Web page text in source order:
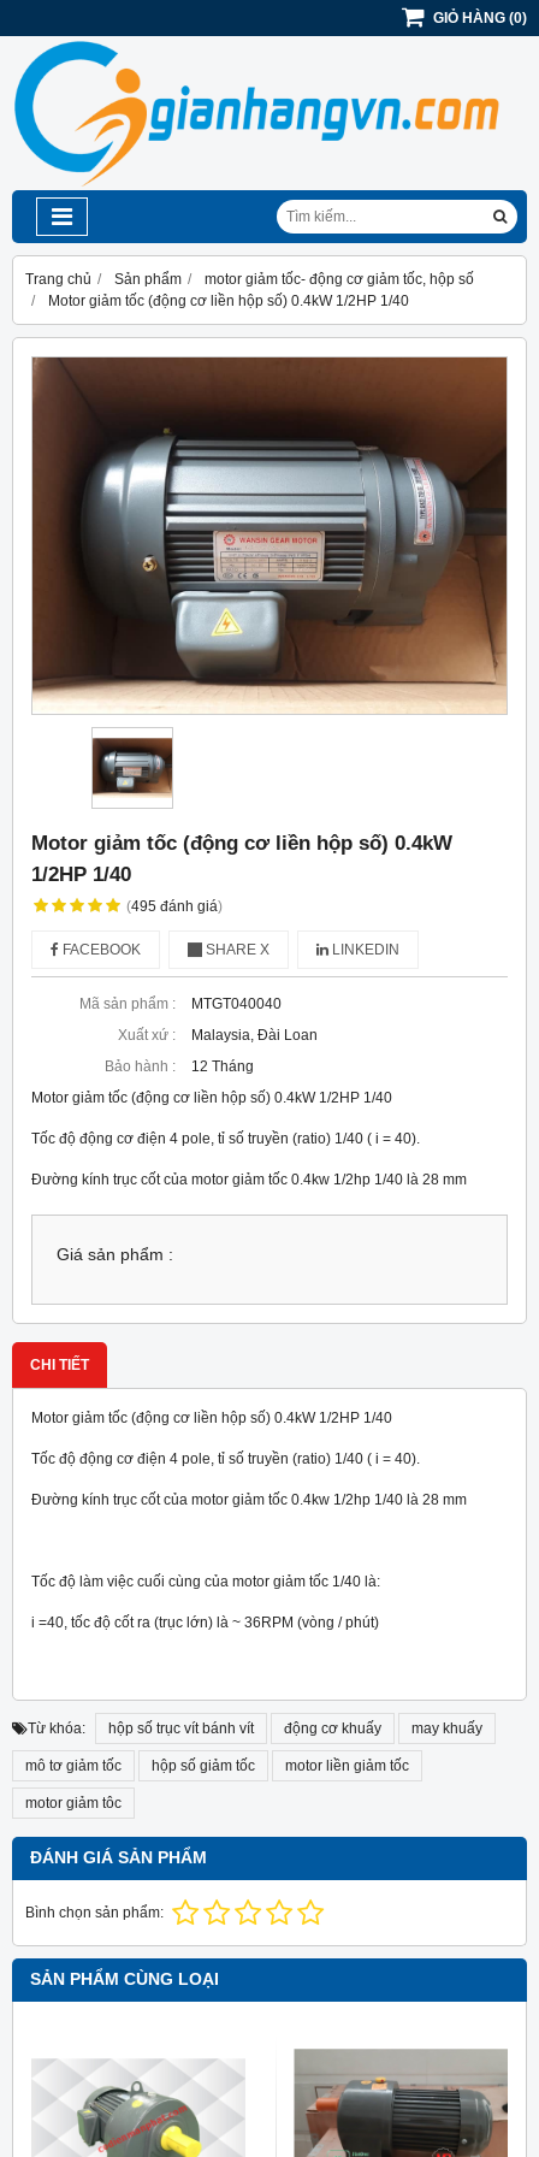
GIỎ HÀNG (0)
Trang chủ Sản phẩm
motor giảm tốc- động cơ giảm tốc, hộp số
Motor giảm tốc (động cơ liền hộp số) 0.4kW 1/2HP 1/40
Motor giảm tốc (động cơ liền hộp số) 0.4kW
1/2HP 1/40
(495 đánh giá)
FACEBOOK SHARE X LINKEDIN
Mã sản phẩm :
MTGT040040
Xuất xứ :
Malaysia, Đài Loan
Bảo hành :
12 Tháng
Motor giảm tốc (động cơ liền hộp số) 0.4kW 1/2HP 1/40
Tốc độ động cơ điện 4 pole, tỉ số truyền (ratio) 1/40 ( i = 40).
Đường kính trục cốt của motor giảm tốc 0.4kw 1/2hp 1/40 là 28 mm
Giá sản phẩm :
CHI TIẾT
Motor giảm tốc (động cơ liền hộp số) 0.4kW 1/2HP 1/40
Tốc độ động cơ điện 4 pole, tỉ số truyền (ratio) 1/40 ( i = 40).
Đường kính trục cốt của motor giảm tốc 0.4kw 1/2hp 1/40 là 28 mm
Tốc độ làm việc cuối cùng của motor giảm tốc 1/40 là:
i =40, tốc độ cốt ra (trục lớn) là ~ 36RPM (vòng / phút)
Từ khóa: hộp số trục vít bánh vít động cơ khuấy may khuấy
mô tơ giảm tốc hộp số giảm tốc motor liền giảm tốc
motor giảm tôc
ĐÁNH GIÁ SẢN PHẨM
Bình chọn sản phẩm:
SẢN PHẨM CÙNG LOẠI